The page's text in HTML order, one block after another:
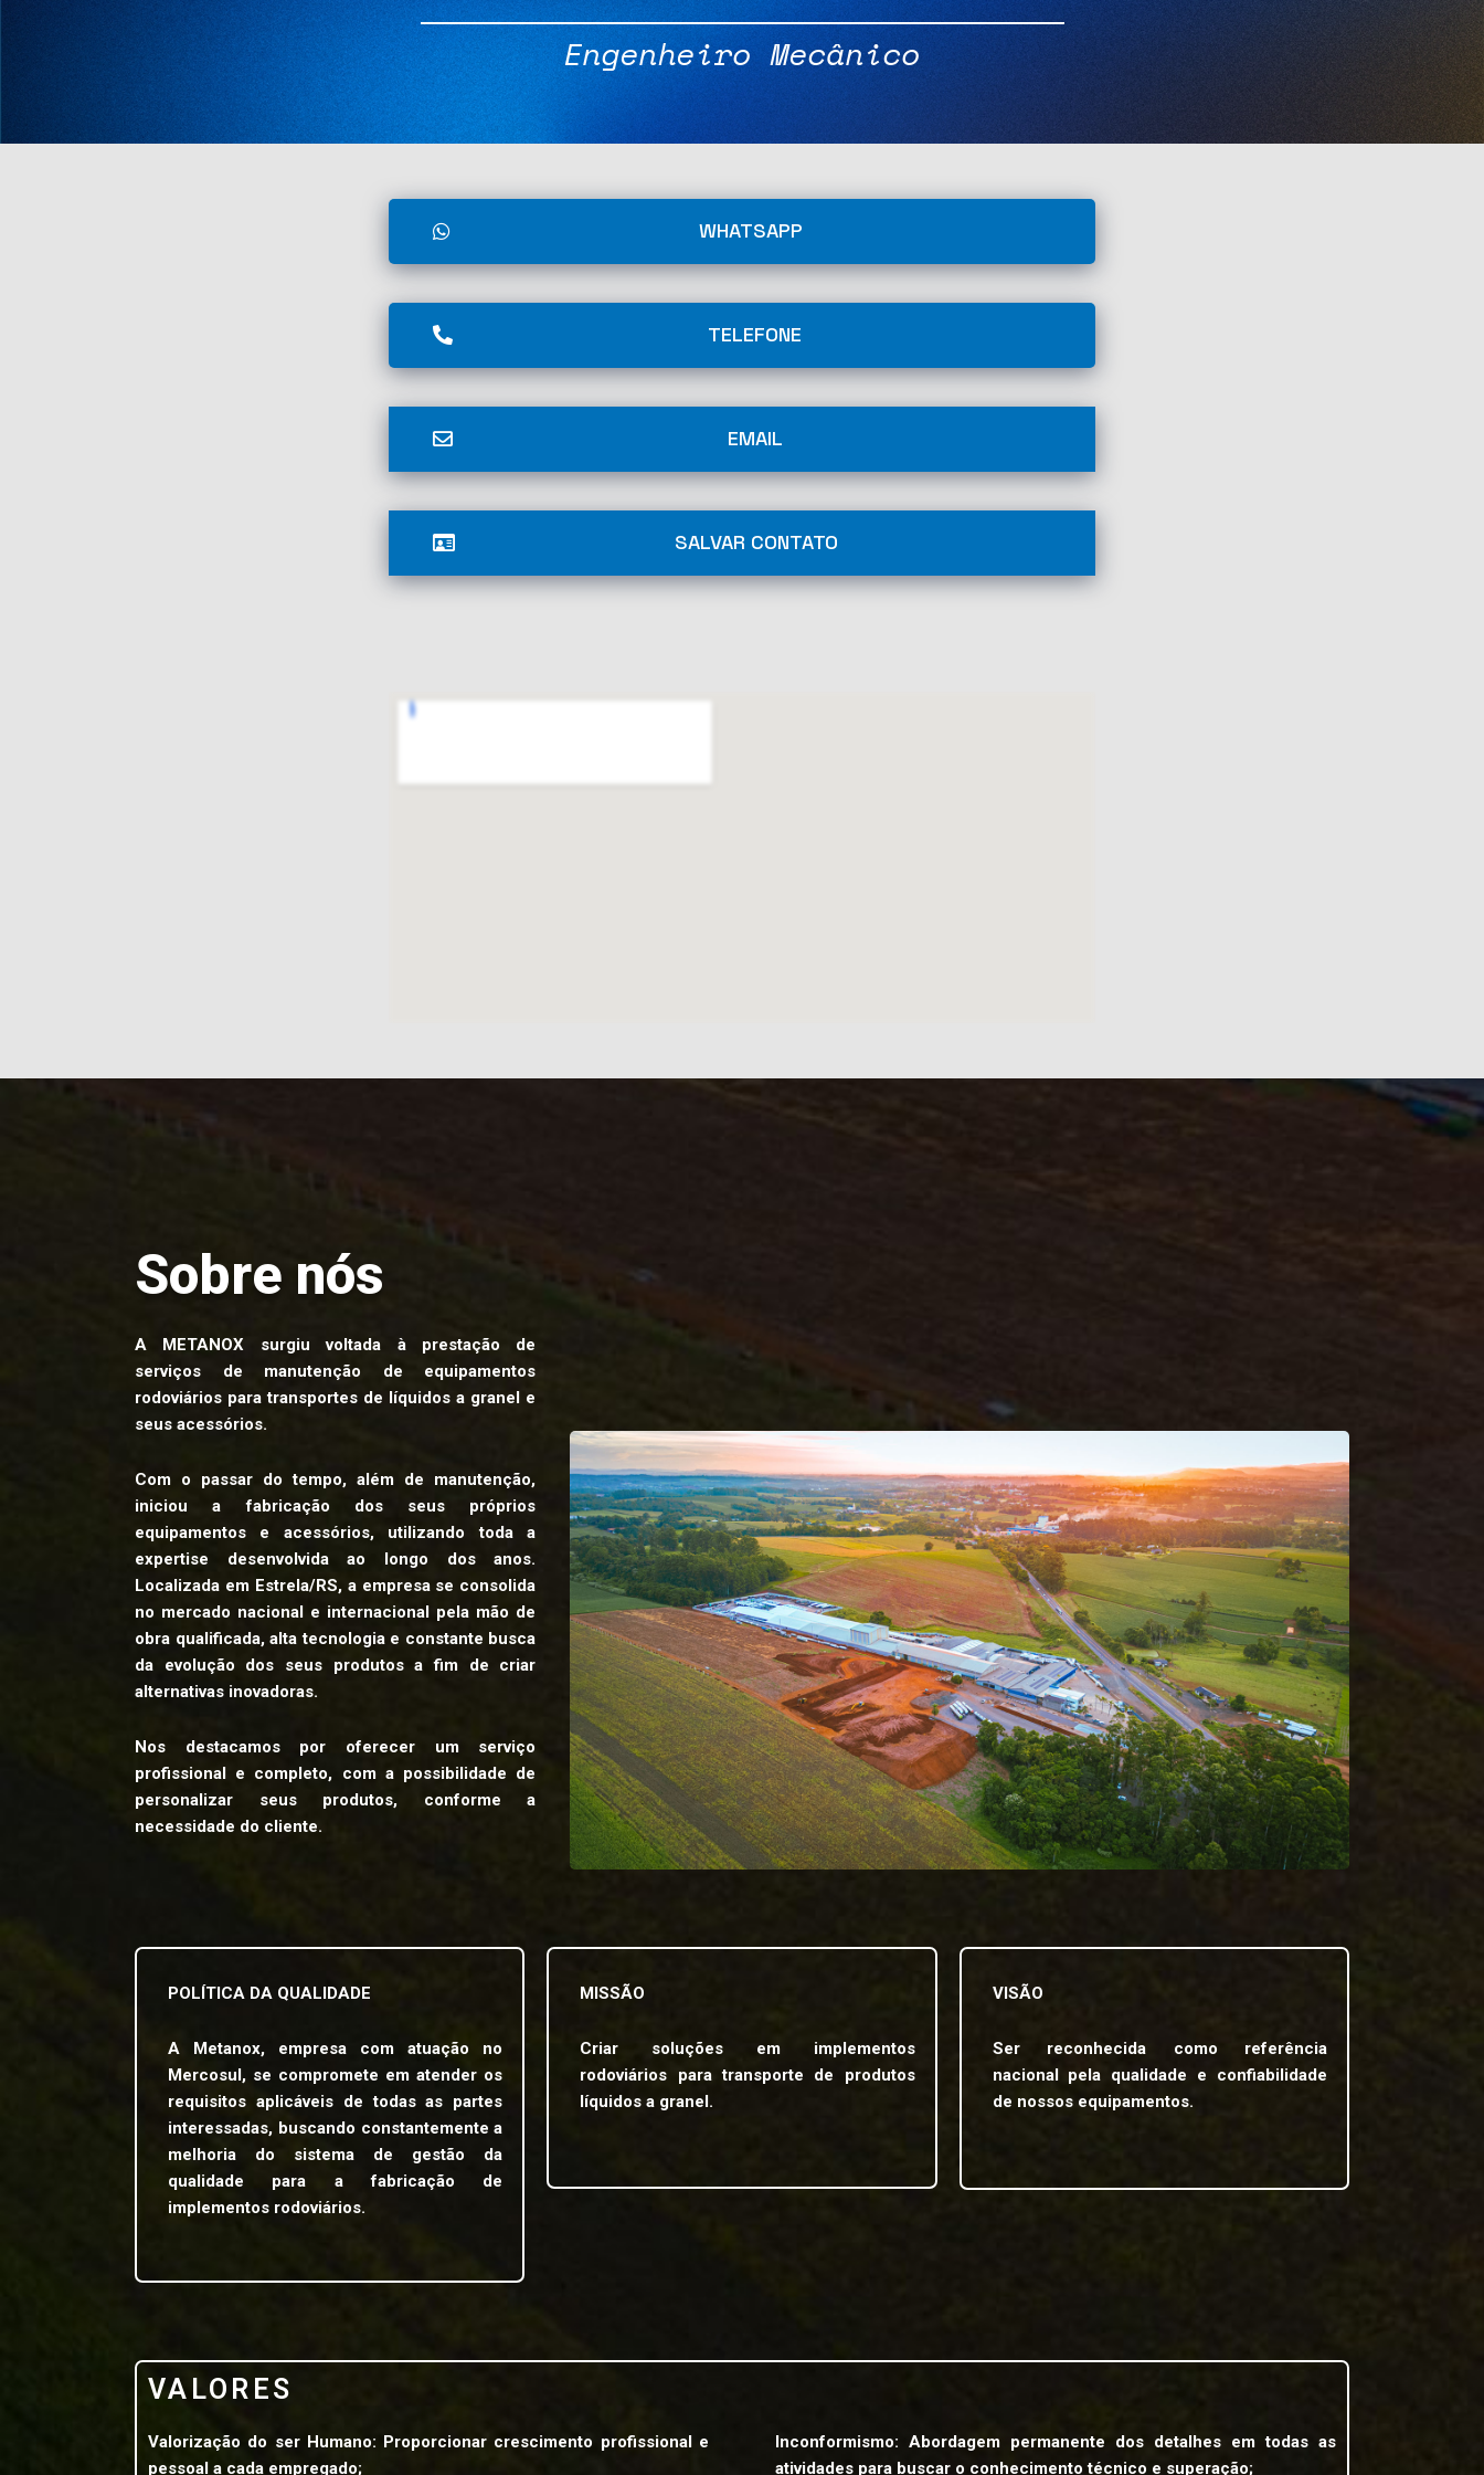
Engenheiro Mecânico
WHATSAPP
TELEFONE
EMAIL
SALVAR CONTATO
Sobre nós
A METANOX surgiu voltada à prestação de
serviços de manutenção de equipamentos
rodoviários para transportes de líquidos a granel e
seus acessórios.
Com o passar do tempo, além de manutenção,
iniciou a fabricação dos seus próprios
equipamentos e acessórios, utilizando toda a
expertise desenvolvida ao longo dos anos.
Localizada em Estrela/RS, a empresa se consolida
no mercado nacional e internacional pela mão de
obra qualificada, alta tecnologia e constante busca
da evolução dos seus produtos a fim de criar
alternativas inovadoras.
Nos destacamos por oferecer um serviço
profissional e completo, com a possibilidade de
personalizar seus produtos, conforme a
necessidade do cliente.
POLÍTICA DA QUALIDADE
A Metanox, empresa com atuação no
Mercosul, se compromete em atender os
requisitos aplicáveis de todas as partes
interessadas, buscando constantemente a
melhoria do sistema de gestão da
qualidade para a fabricação de
implementos rodoviários.
MISSÃO
Criar soluções em implementos
rodoviários para transporte de produtos
líquidos a granel.
VISÃO
Ser reconhecida como referência
nacional pela qualidade e confiabilidade
de nossos equipamentos.
VALORES
Valorização do ser Humano: Proporcionar crescimento profissional e
pessoal a cada empregado;
Inconformismo: Abordagem permanente dos detalhes em todas as
atividades para buscar o conhecimento técnico e superação;